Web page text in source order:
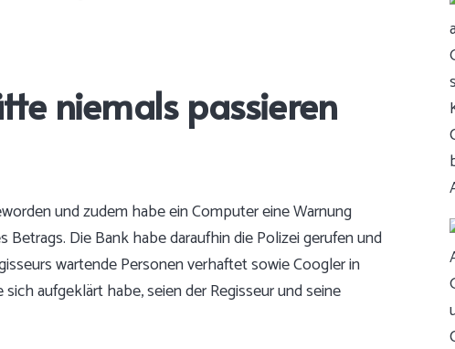
niemals passieren
und zudem habe ein Computer eine Warnung
Die Bank habe daraufhin die Polizei gerufen und
wartende Personen verhaftet sowie Coogler in
aufgeklärt habe, seien der Regisseur und seine